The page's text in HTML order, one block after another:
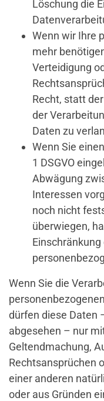
Löschung die
Wenn wir Ihre
mehr
Verteidigung
Recht, statt
der
Daten zu
Wenn Sie
1 DSGVO
Abwägung
Interessen
noch nicht
überwiegen,
Wenn Sie die
dürfen diese Daten
abgesehen – nur
Geltendmachung,
Rechtsansprüchen
einer anderen
oder aus Gründen